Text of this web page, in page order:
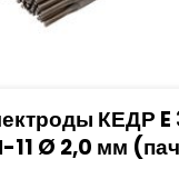
КЕДР E
11 Ø 2,0 мм